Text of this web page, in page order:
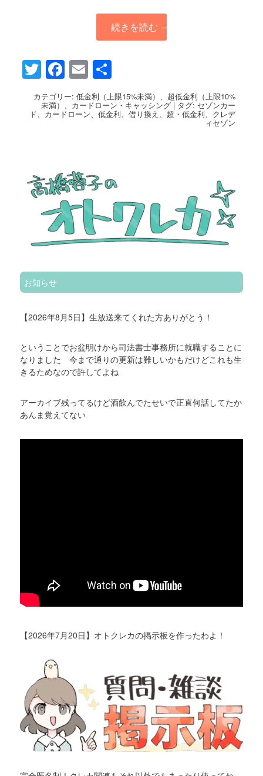
続きを読む →
Twitter
Facebook
Email
有
カテゴリー: 低金利（上限15%未満） 、 超低金利（上限10%
未満） 、 カードローン・キャッシング | タグ: セゾンカー
ド、 カードローン、低金利、借り換え 、 超・低金利、 クレデ
ィセゾン
お知らせ
【2026年8月5日】生放送来てくれた方ありがとう！
ということでお盆明けから司法書士事務所に就職することに
なりました 今まで通りの更新は難しいかもだけどこれも生
きるためなので許してよね
アーカイブ残ってるけど酒飲んでたせいで正直何話してたか
あんま覚えてない
【2026年7月20日】オトクレカの掲示板を作ったわよ！